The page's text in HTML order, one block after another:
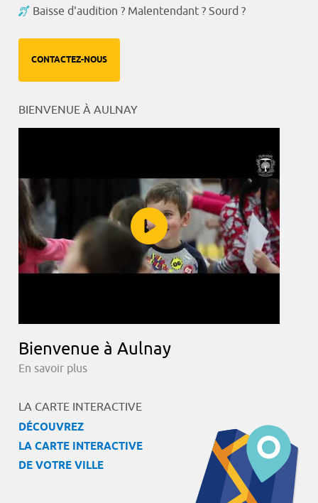
Baisse d'audition ? Malentendant ? Sourd ?
CONTACTEZ-NOUS
BIENVENUE À AULNAY
Bienvenue à Aulnay
En savoir plus
LA CARTE INTERACTIVE
DÉCOUVREZ
LA CARTE INTERACTIVE
DE VOTRE VILLE